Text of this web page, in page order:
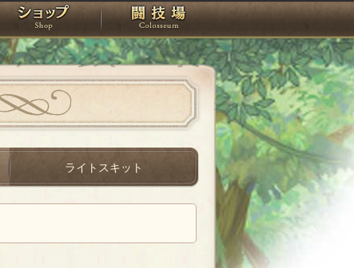
ジオ ショップ 闘技場
ライトスキット